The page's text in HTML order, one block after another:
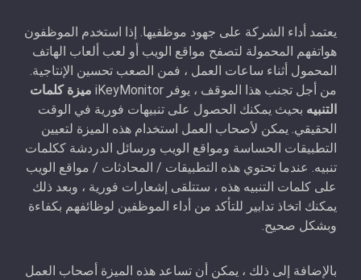
يعتمد أداء الشركة على جهود موظفيها. إذا استخدم الموظفون
هواتفهم المحمولة لتصفح مواقع الويب أو لعب ألعاب الهاتف
المحمول أثناء ساعات العمل ، فمن الصعب تحسين الإنتاجية.
من أجل تجنب هذا الموقف ، يوفر iKeyMonitor
ميزة كلمات
التنبيه بحيث يمكنك الحصول على تنبيهات فورية في الوقت
الحقيقي. يمكن لأصحاب العمل استخدام هذه الميزة لتعيين
التطبيقات الحساسة ومواقع الويب ورسائل الدردشة ككلمات
تنبيه. عندما تحتوي هذه التطبيقات / المحادثات / مواقع الويب
على كلمات التنبيه هذه ، ستتلقى إشعارات فورية ، وبعد ذلك
يمكنك اتخاذ تدابير للتأكد من أداء الموظفين لوظائفهم بكفاءة
وبشكل صحيح.
بالإضافة إلى ذلك ، يمكن أن تساعد هذه الميزة أصحاب العمل